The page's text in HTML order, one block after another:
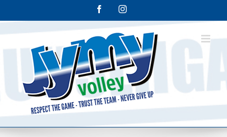
FacebookInstagram